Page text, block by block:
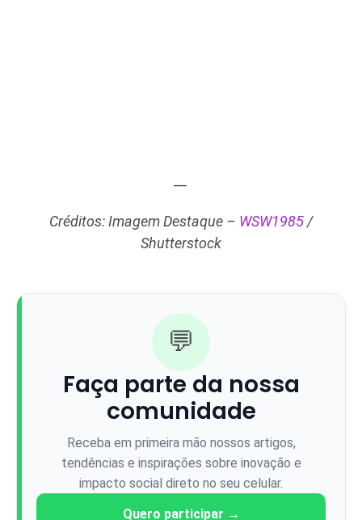
Créditos: Imagem Destaque – WSW1985/
Shutterstock
💬
Faça parte da nossa
comunidade
Receba em primeira mão nossos artigos,
tendências e inspirações sobre inovação e
impacto social direto no seu celular.
Quero participar →